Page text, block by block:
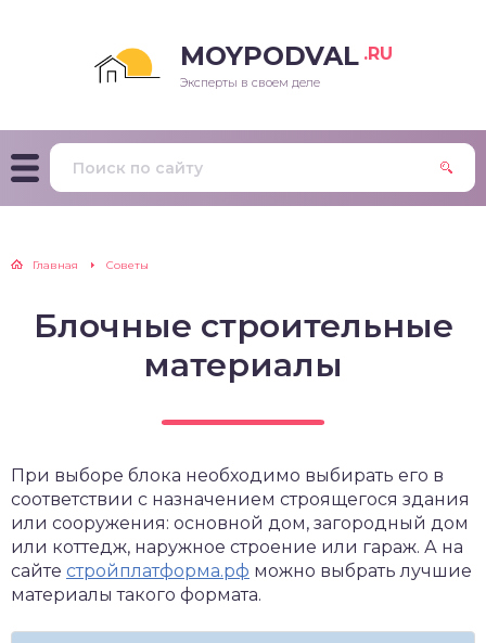
MOYPODVAL .RU
Эксперты в своем деле
Главная Советы
Блочные строительные
материалы
При выборе блока необходимо выбирать его в
соответствии с назначением строящегося здания
или сооружения: основной дом, загородный дом
или коттедж, наружное строение или гараж. А на
сайте стройплатформа.рф можно выбрать лучшие
материалы такого формата.